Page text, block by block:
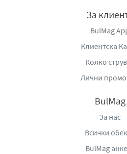
които предпочитат по-плътно,
нискокиселинно кафе с ясно
Със своя балансиран вкус,
нюанси и лек пикантен акцент,
Plantation Mysore предлага
индийските плантации и
За
BulMag
Клиентска
Колко
Лични
BulMag
За нас
Всички
BulMag